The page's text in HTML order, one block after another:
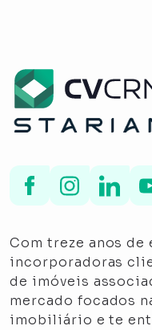
Com treze anos de
incorporadoras
de imóveis
mercado focados
imobiliário e te